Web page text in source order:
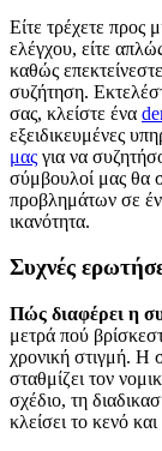
Είτε τρέχετε προς
ελέγχου, είτε
καθώς
συζήτηση.
σας, κλείστε ένα
εξειδικευμένες
μας για να
σύμβουλοί μας θα
προβλημάτων σε
ικανότητα.
Συχνές
Πώς διαφέρει η
μετρά πού
χρονική στιγμή. Η
σταθμίζει τον
σχέδιο, τη
κλείσει το κενό